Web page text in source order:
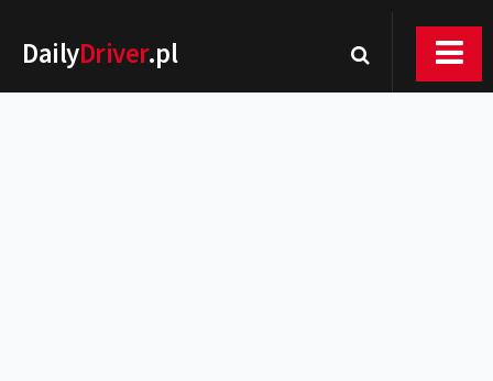
DailyDriver.pl